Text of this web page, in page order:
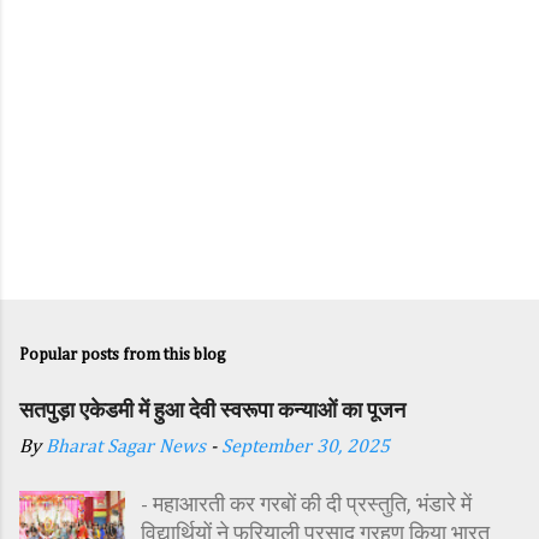
Popular posts from this blog
सतपुड़ा एकेडमी में हुआ देवी स्वरूपा कन्याओं का पूजन
ByBharat Sagar News - September 30, 2025
- महाआरती कर गरबों की दी प्रस्तुति, भंडारे में
विद्यार्थियों ने फरियाली प्रसाद ग्रहण किया भारत